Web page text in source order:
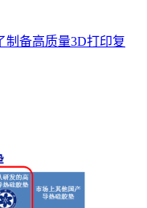
制备高质量3D打印复